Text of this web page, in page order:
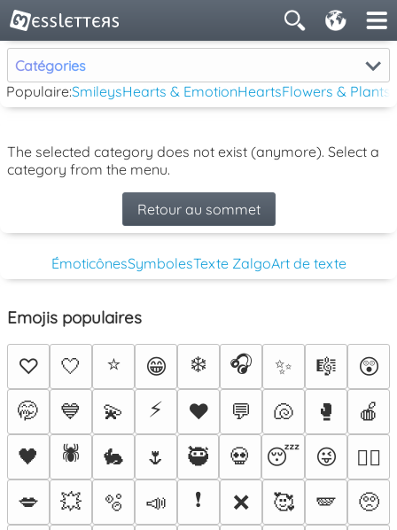
Catégories
Populaire:SmileysHearts & EmotionHeartsFlowers & Plants
The selected category does not exist (anymore). Select a
category from the menu.
Retour au sommet
ÉmoticônesSymbolesTexte ZalgoArt de texte
Emojis populaires
♡ 🤍 ⭐ 😁 ❄️ 🎧 ✨ 🎼
😲
🤭
💙 💫 ⚡ ♥️ 💬 🐚 🥊
🍎
🖤
🕷️ 🐇 🌷 🥷 💀 😴 😜
❤️‍🔥
💋
💥 🫧 📣 ❗ ❌ 🥰 🪽
🥺